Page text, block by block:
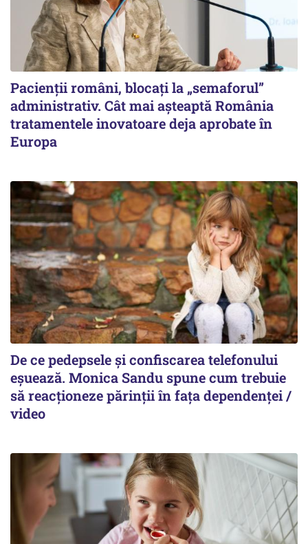
Pacienții români, blocați la „semaforul”
administrativ. Cât mai așteaptă România
tratamentele inovatoare deja aprobate în
Europa
De ce pedepsele și confiscarea telefonului
eșuează. Monica Sandu spune cum trebuie
să reacționeze părinții în fața dependenței /
video